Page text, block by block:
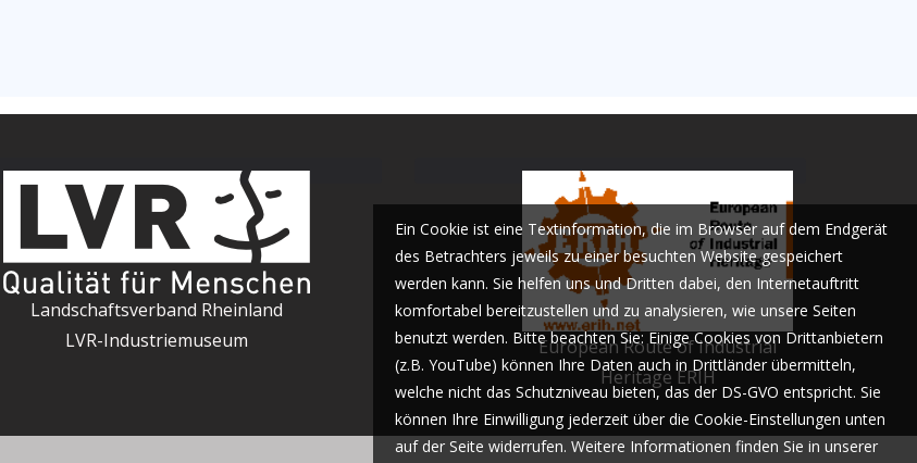
Landschaftsverband Rheinland
LVR-Industriemuseum
European Route of Industrial
Heritage ERIH
Ein Cookie ist eine Textinformation, die im Browser auf dem Endgerät
des Betrachters jeweils zu einer besuchten Website gespeichert
werden kann. Sie helfen uns und Dritten dabei, den Internetauftritt
komfortabel bereitzustellen und zu analysieren, wie unsere Seiten
benutzt werden. Bitte beachten Sie: Einige Cookies von Drittanbietern
(z.B. YouTube) können Ihre Daten auch in Drittländer übermitteln,
welche nicht das Schutzniveau bieten, das der DS-GVO entspricht. Sie
können Ihre Einwilligung jederzeit über die Cookie-Einstellungen unten
auf der Seite widerrufen. Weitere Informationen finden Sie in unserer